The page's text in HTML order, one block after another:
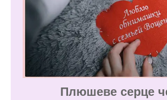
Плюшеве серце